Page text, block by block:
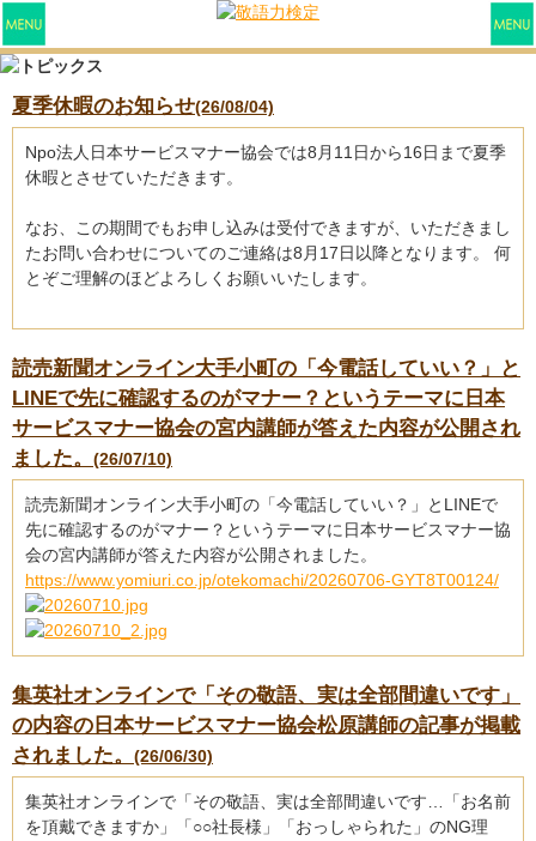
夏季休暇のお知らせ(26/08/04)
Npo法人日本サービスマナー協会では8月11日から16日まで夏季
休暇とさせていただきます。
なお、この期間でもお申し込みは受付できますが、いただきまし
たお問い合わせについてのご連絡は8月17日以降となります。 何
とぞご理解のほどよろしくお願いいたします。
読売新聞オンライン大手小町の「今電話していい？」と
LINEで先に確認するのがマナー？というテーマに日本
サービスマナー協会の宮内講師が答えた内容が公開され
ました。 (26/07/10)
読売新聞オンライン大手小町の「今電話していい？」とLINEで
先に確認するのがマナー？というテーマに日本サービスマナー協
会の宮内講師が答えた内容が公開されました。
https://www.yomiuri.co.jp/otekomachi/20260706-GYT8T00124/
集英社オンラインで「その敬語、実は全部間違いです」
の内容の日本サービスマナー協会松原講師の記事が掲載
されました。 (26/06/30)
集英社オンラインで「その敬語、実は全部間違いです…「お名前
を頂戴できますか」「○○社長様」「おっしゃられた」のNG理